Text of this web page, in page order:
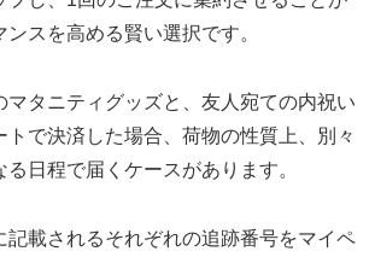
スを高める賢い選択です。
マタニティグッズと、友人宛ての内祝い
トで決済した場合、荷物の性質上、別々
日程で届くケースがあります。
記載されるそれぞれの追跡番号をマイペ